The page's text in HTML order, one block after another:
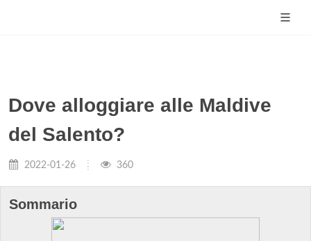
Dove alloggiare alle Maldive
del Salento?
2022-01-26 360
Sommario